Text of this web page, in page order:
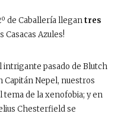
de Caballería llegantres
Casacas Azules!
intrigante pasado de Blutch
Capitán Nepel, nuestros
tema de la xenofobia; y en
Chesterfield se